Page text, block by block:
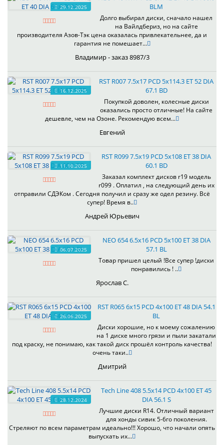
29.12.2025
BLM
Долго выбирал диски, сначало нашел
на Вайлдбериз, но на сайте
производителя Азов-Тэк цена оказалась привлекательнее, да и
гарантия не помешает...
Владимир - заказ 8987/3
16.12.2025
RST R007 7.5x17 PCD 5x114.3 ET 52 DIA
67.1 BD
Покупкой доволен, колесные диски
оказались просто отличные! На сайте
дешевле, чем на Озоне. Рекомендую всем...
Евгений
11.10.2025
RST R099 7.5x19 PCD 5x108 ET 38 DIA
60.1 BD
Заказал комплект дисков r19 модель
r099 . Оплатил , на следующий день их
отправили СДЭКом . Сегодня получил и сразу же одел резину. Всё
супер! Время в..
Андрей Юрьевич
06.07.2025
NEO 654 6.5x16 PCD 5x100 ET 38 DIA
57.1 BL
Товар пришел целый !Все супер !диски
понравились ! ..
Ярослав С.
26.06.2025
RST R065 6x15 PCD 4x100 ET 48 DIA 54.1
BL
Диски хорошие, но к моему сожалению
на 1 диске много грязи и пыли закатали
под краску, не понимаю, как такой диск прошёл контроль качества!
очень таки..
Дмитрий
28.12.2024
Tech Line 408 5.5x14 PCD 4x100 ET 45
DIA 56.1 S
Лучшие диски R14. Отличный вариант
для хонды сивик 5-6го поколения.
Стреляют по всем параметрам идеально!!! Хорошо, что начали опять
выпускать их...